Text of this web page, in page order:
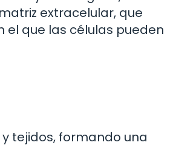
extracelular, que
el que las células pueden
tejidos, formando una